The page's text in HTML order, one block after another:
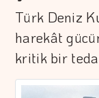
Türk Deniz
harekât
kritik bir